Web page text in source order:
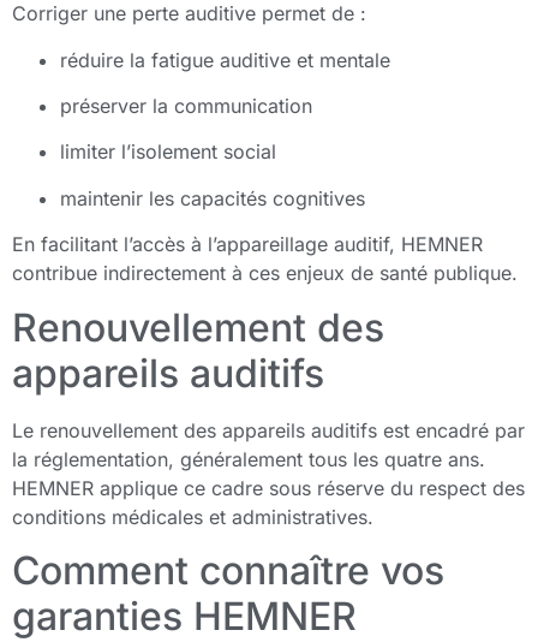
Corriger une perte auditive permet de :
réduire la fatigue auditive et mentale
préserver la communication
limiter l’isolement social
maintenir les capacités cognitives
En facilitant l’accès à l’appareillage auditif, HEMNER
contribue indirectement à ces enjeux de santé publique.
Renouvellement des
appareils auditifs
Le renouvellement des appareils auditifs est encadré par
la réglementation, généralement tous les quatre ans.
HEMNER applique ce cadre sous réserve du respect des
conditions médicales et administratives.
Comment connaître vos
garanties HEMNER